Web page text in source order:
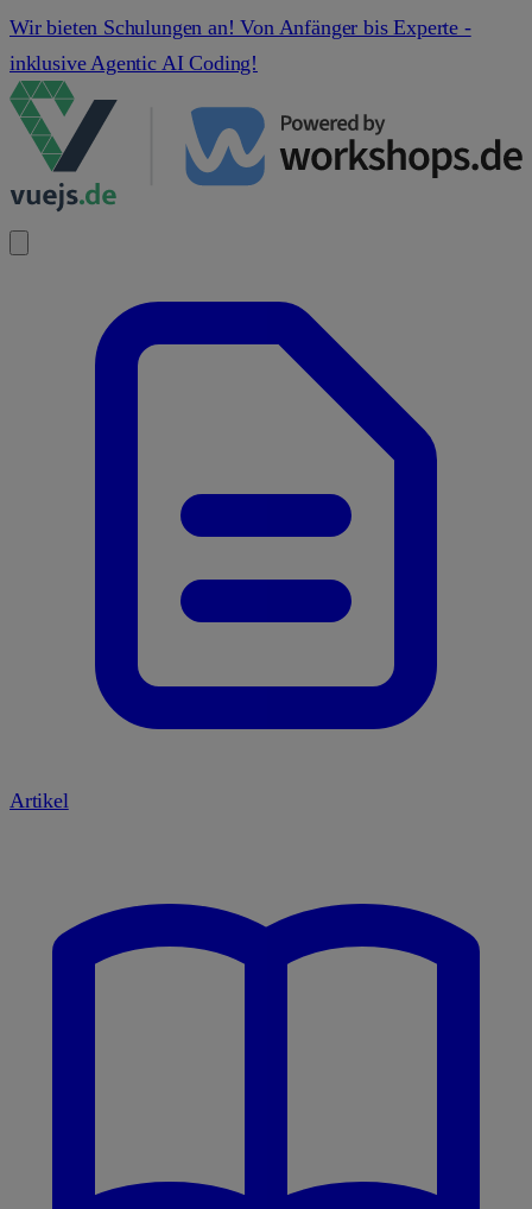
Wir bieten Schulungen an! Von Anfänger bis Experte -
inklusive Agentic AI Coding!
Artikel